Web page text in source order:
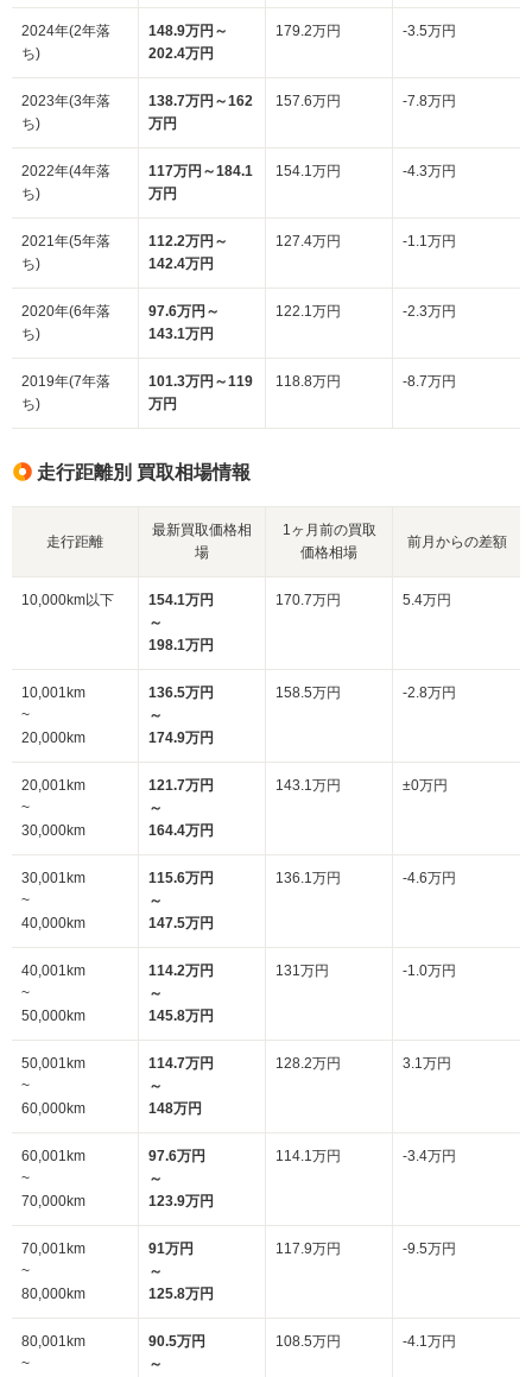
2024年(2年落
ち)
148.9万円～
202.4万円
179.2万円 -3.5万円
2023年(3年落
ち)
138.7万円～162
万円
157.6万円 -7.8万円
2022年(4年落
ち)
117万円～184.1
万円
154.1万円 -4.3万円
2021年(5年落
ち)
112.2万円～
142.4万円
127.4万円 -1.1万円
2020年(6年落
ち)
97.6万円～
143.1万円
122.1万円 -2.3万円
2019年(7年落
ち)
101.3万円～119
万円
118.8万円 -8.7万円
走行距離別 買取相場情報
走行距離
最新買取価格相
場
1ヶ月前の買取
価格相場
前月からの差額
10,000km以下
154.1万円
～
198.1万円
170.7万円 5.4万円
10,001km
~
20,000km
136.5万円
～
174.9万円
158.5万円 -2.8万円
20,001km
~
30,000km
121.7万円
～
164.4万円
143.1万円 ±0万円
30,001km
~
40,000km
115.6万円
～
147.5万円
136.1万円 -4.6万円
40,001km
~
50,000km
114.2万円
～
145.8万円
131万円 -1.0万円
50,001km
~
60,000km
114.7万円
～
148万円
128.2万円 3.1万円
60,001km
~
70,000km
97.6万円
～
123.9万円
114.1万円 -3.4万円
70,001km
~
80,000km
91万円
～
125.8万円
117.9万円 -9.5万円
80,001km
~
90.5万円
～
108.5万円 -4.1万円